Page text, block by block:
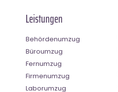
Leistungen
Behördenumzug
Büroumzug
Fernumzug
Firmenumzug
Laborumzug